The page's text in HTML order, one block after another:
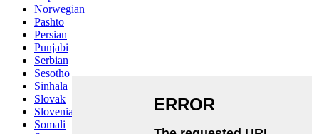
Norwegian
Pashto
Persian
Punjabi
Serbian
Sesotho
Sinhala
Slovak
Slovenian
Somali